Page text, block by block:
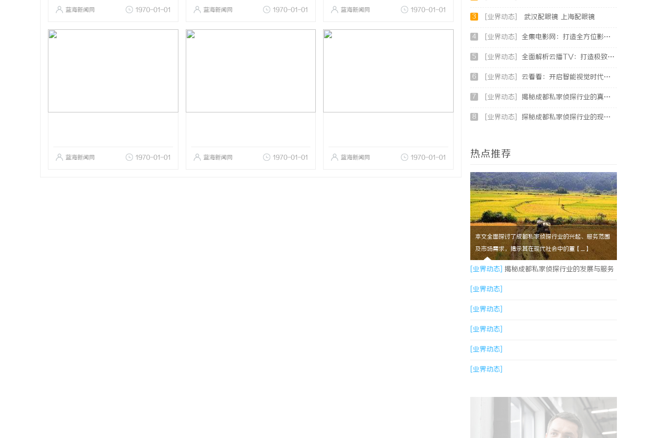
蓝海新闻网 1970-01-01 蓝海新闻网 1970-01-01 蓝海新闻网 1970-01-01
蓝海新闻网 1970-01-01 蓝海新闻网 1970-01-01 蓝海新闻网 1970-01-01
3 [业界动态] 武汉配眼镜 上海配眼镜
4 [业界动态] 全集电影网：打造全方位影视资源的天堂
5 [业界动态] 全面解析云播TV：打造极致观影体验的智能平台
6 [业界动态] 云看看：开启智能视觉时代的便捷平台体验
7 [业界动态] 揭秘成都私家侦探行业的真实面貌与服务价值
8 [业界动态] 探秘成都私家侦探行业的现状与服务优势全面解析
热点推荐
本文全面探讨了成都私家侦探行业的兴起、服务范围
及市场需求，揭示其在现代社会中的重【....】
[业界动态] 揭秘成都私家侦探行业的发展与服务
多样性解析
[业界动态]
[业界动态]
[业界动态]
[业界动态]
[业界动态]